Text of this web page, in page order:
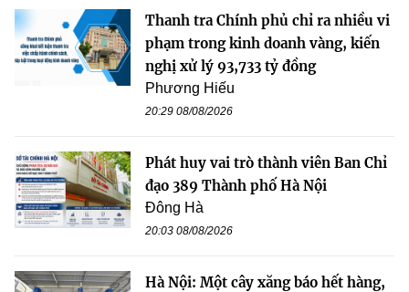
Thanh tra Chính phủ chỉ ra nhiều vi
phạm trong kinh doanh vàng, kiến
nghị xử lý 93,733 tỷ đồng
Phương Hiếu
20:29 08/08/2026
Phát huy vai trò thành viên Ban Chỉ
đạo 389 Thành phố Hà Nội
Đông Hà
20:03 08/08/2026
Hà Nội: Một cây xăng báo hết hàng,